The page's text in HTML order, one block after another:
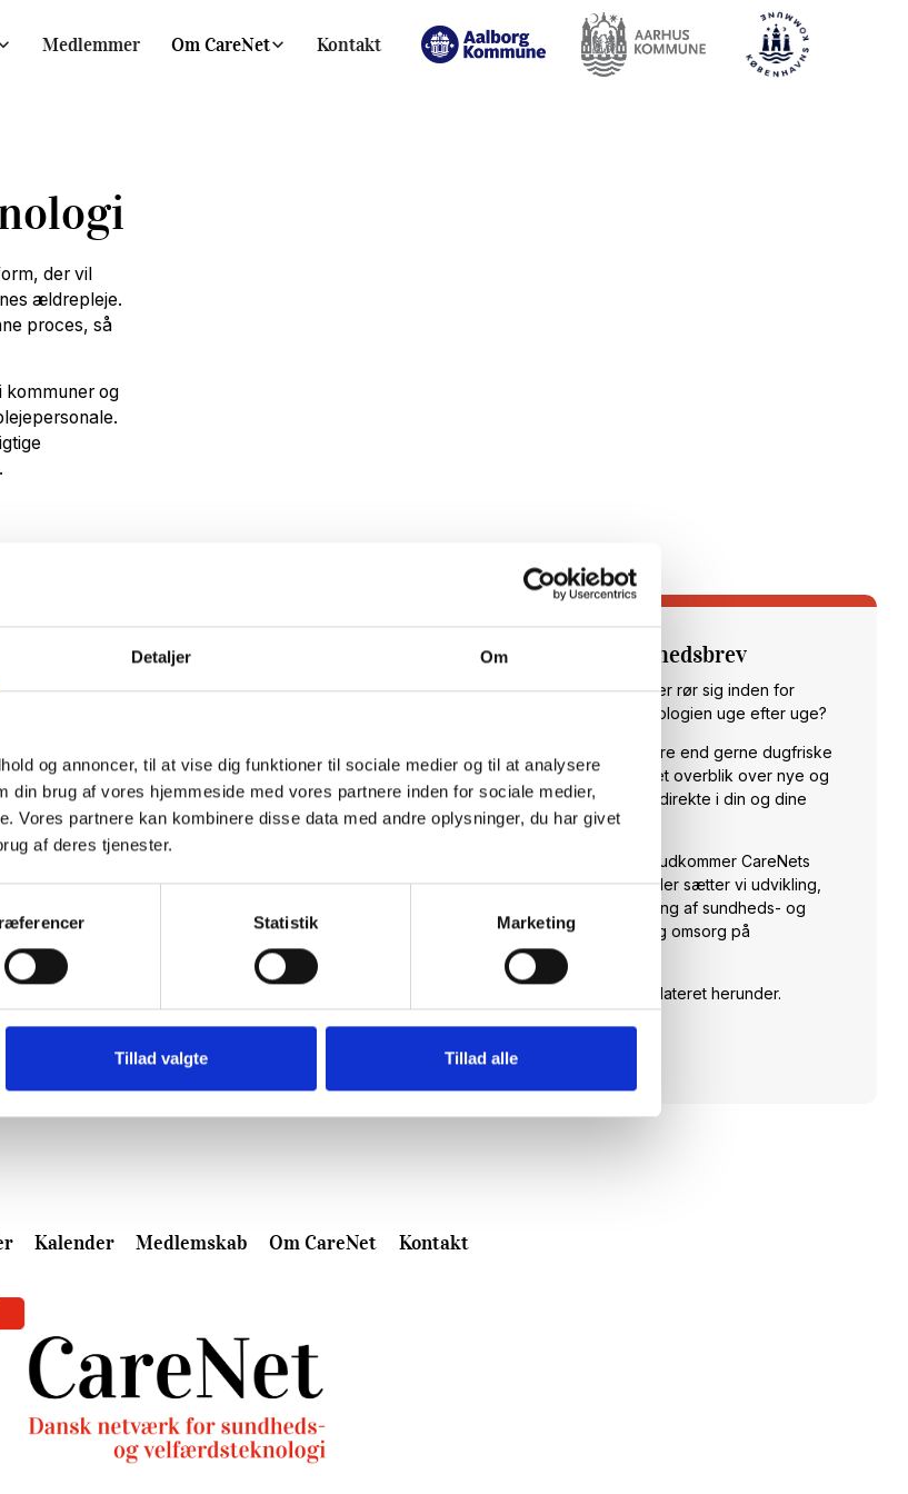
Detaljer Om
og annoncer, til at vise dig funktioner til sociale medier og til at analysere
din brug af vores hjemmeside med vores partnere inden for sociale medier,
Vores partnere kan kombinere disse data med andre oplysninger, du har givet
af deres tjenester.
Statistik Marketing
Tillad valgte Tillad alle
Medlemmer Om CareNet Kontakt
der vil
ældrepleje.
proces, så
kommuner og
Tilmeld dig vores nyhedsbrev
Vil du opdateres på, hvad der rør sig inden for
sundheds- og velfærdsteknologien uge efter uge?
Hos CareNet leverer vi hellere end gerne dugfriske
nyheder fra branchen samt et overblik over nye og
spændende arrangementer direkte i din og dine
kollegaers indbakke.
Hver torsdag klokken 14:00 udkommer CareNets
fagligt stærke nyhedsbrev. Her sætter vi udvikling,
anvendelse og implementering af sundheds- og
velfærdsteknologi til pleje og omsorg på
dagsordenen.
Skriv dig op og hold dig opdateret herunder.
Tilmeld dig
Kalender Medlemskab Om CareNet Kontakt